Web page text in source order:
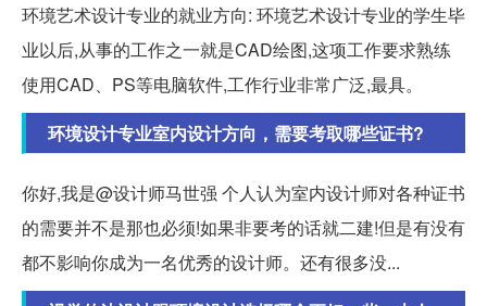
环境艺术设计专业的就业方向: 环境艺术设计专业的学生毕
业以后,从事的工作之一就是CAD绘图,这项工作要求熟练
使用CAD、PS等电脑软件,工作行业非常广泛,最具。
环境设计专业室内设计方向，需要考取哪些证书?
你好,我是@设计师马世强 个人认为室内设计师对各种证书
的需要并不是那也必须!如果非要考的话就二建!但是有没有
都不影响你成为一名优秀的设计师。还有很多没...